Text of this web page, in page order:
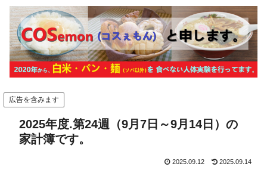
広告を含みます
2025年度.第24週（9月7日～9月14日）の
家計簿です。
2025.09.12 2025.09.14